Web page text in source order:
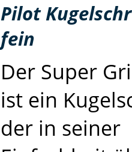
Pilot
fein
Der Super
ist ein
der in seiner